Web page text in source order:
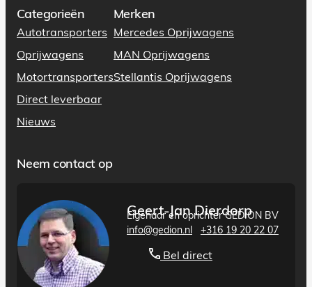
Categorieën
Autotransporters
Oprijwagens
Motortransporters
Direct leverbaar
Nieuws
Merken
Mercedes Oprijwagens
MAN Oprijwagens
Stellantis Oprijwagens
Neem contact op
Geert-Jan Dierdorp
Eigenaar en oprichter GEDION BV
info@gedion.nl
+316 19 20 22 07
Bel direct